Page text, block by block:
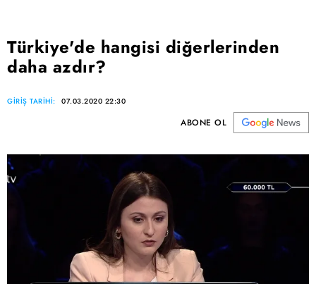
Türkiye'de hangisi diğerlerinden
daha azdır?
GİRİŞ TARİHİ: 07.03.2020 22:30
ABONE OL